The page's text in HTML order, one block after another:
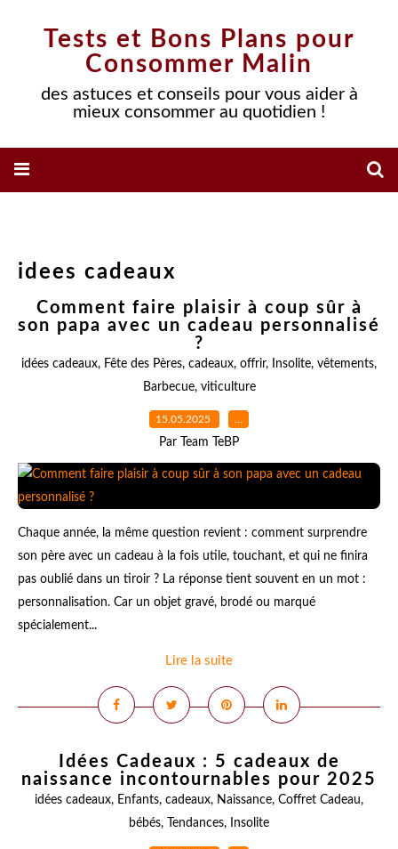
Tests et Bons Plans pour
Consommer Malin
des astuces et conseils pour vous aider à
mieux consommer au quotidien !
idees cadeaux
Comment faire plaisir à coup sûr à
son papa avec un cadeau personnalisé
?
idées cadeaux, Fête des Pères, cadeaux, offrir, Insolite, vêtements,
Barbecue, viticulture
15.05.2025 …
Par Team TeBP
Chaque année, la même question revient : comment surprendre
son père avec un cadeau à la fois utile, touchant, et qui ne finira
pas oublié dans un tiroir ? La réponse tient souvent en un mot :
personnalisation. Car un objet gravé, brodé ou marqué
spécialement...
Lire la suite
Idées Cadeaux : 5 cadeaux de
naissance incontournables pour 2025
idées cadeaux, Enfants, cadeaux, Naissance, Coffret Cadeau,
bébés, Tendances, Insolite